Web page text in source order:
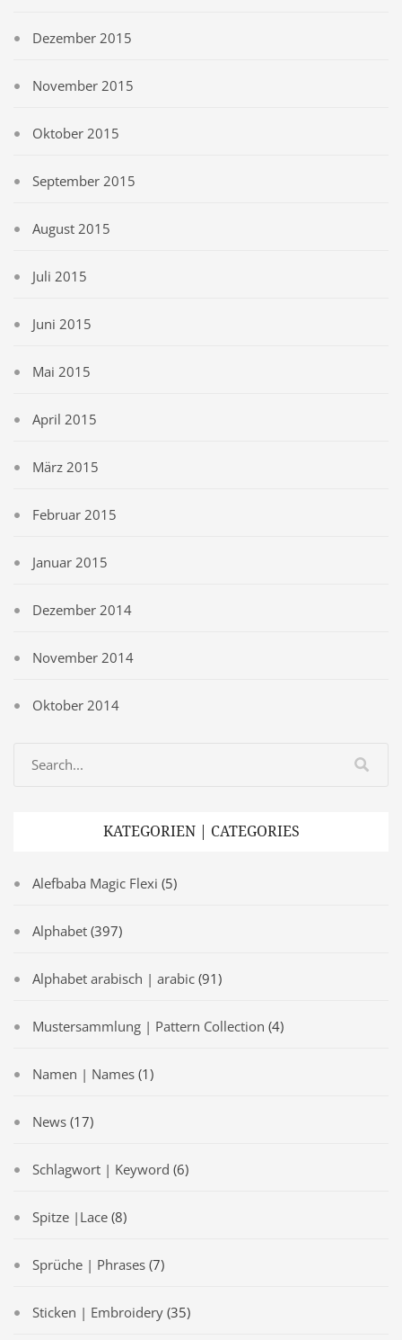
Dezember 2015
November 2015
Oktober 2015
September 2015
August 2015
Juli 2015
Juni 2015
Mai 2015
April 2015
März 2015
Februar 2015
Januar 2015
Dezember 2014
November 2014
Oktober 2014
KATEGORIEN | CATEGORIES
Alefbaba Magic Flexi (5)
Alphabet (397)
Alphabet arabisch | arabic (91)
Mustersammlung | Pattern Collection (4)
Namen | Names (1)
News (17)
Schlagwort | Keyword (6)
Spitze |Lace (8)
Sprüche | Phrases (7)
Sticken | Embroidery (35)